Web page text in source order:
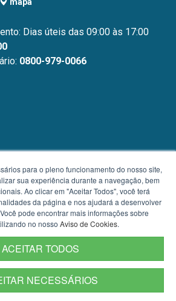
Dias úteis das 09:00 às 17:00
0800-979-0066
Termos de Uso
para o pleno funcionamento do nosso site,
sua experiência durante a navegação, bem
Ao clicar em "Aceitar Todos", você terá
da página e nos ajudará a desenvolver
pode encontrar mais informações sobre
no nosso Aviso de Cookies.
ACEITAR TODOS
NECESSÁRIOS